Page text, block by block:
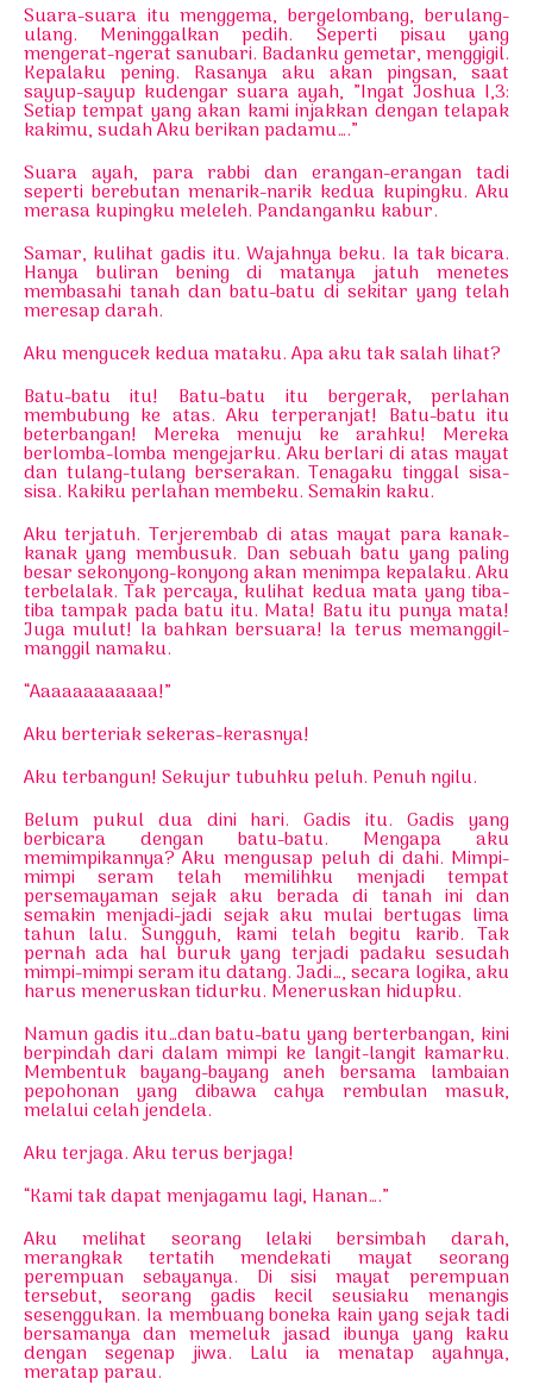
Suara-suara itu menggema, bergelombang, berulang-
ulang. Meninggalkan pedih. Seperti pisau yang
mengerat-ngerat sanubari. Badanku gemetar, menggigil.
Kepalaku pening. Rasanya aku akan pingsan, saat
sayup-sayup kudengar suara ayah, ”Ingat Joshua I,3:
Setiap tempat yang akan kami injakkan dengan telapak
kakimu, sudah Aku berikan padamu….”
Suara ayah, para rabbi dan erangan-erangan tadi
seperti berebutan menarik-narik kedua kupingku. Aku
merasa kupingku meleleh. Pandanganku kabur.
Samar, kulihat gadis itu. Wajahnya beku. Ia tak bicara.
Hanya buliran bening di matanya jatuh menetes
membasahi tanah dan batu-batu di sekitar yang telah
meresap darah.
Aku mengucek kedua mataku. Apa aku tak salah lihat?
Batu-batu itu! Batu-batu itu bergerak, perlahan
membubung ke atas. Aku terperanjat! Batu-batu itu
beterbangan! Mereka menuju ke arahku! Mereka
berlomba-lomba mengejarku. Aku berlari di atas mayat
dan tulang-tulang berserakan. Tenagaku tinggal sisa-
sisa. Kakiku perlahan membeku. Semakin kaku.
Aku terjatuh. Terjerembab di atas mayat para kanak-
kanak yang membusuk. Dan sebuah batu yang paling
besar sekonyong-konyong akan menimpa kepalaku. Aku
terbelalak. Tak percaya, kulihat kedua mata yang tiba-
tiba tampak pada batu itu. Mata! Batu itu punya mata!
Juga mulut! Ia bahkan bersuara! Ia terus memanggil-
manggil namaku.
“Aaaaaaaaaaaa!”
Aku berteriak sekeras-kerasnya!
Aku terbangun! Sekujur tubuhku peluh. Penuh ngilu.
Belum pukul dua dini hari. Gadis itu. Gadis yang
berbicara dengan batu-batu. Mengapa aku
memimpikannya? Aku mengusap peluh di dahi. Mimpi-
mimpi seram telah memilihku menjadi tempat
persemayaman sejak aku berada di tanah ini dan
semakin menjadi-jadi sejak aku mulai bertugas lima
tahun lalu. Sungguh, kami telah begitu karib. Tak
pernah ada hal buruk yang terjadi padaku sesudah
mimpi-mimpi seram itu datang. Jadi…, secara logika, aku
harus meneruskan tidurku. Meneruskan hidupku.
Namun gadis itu…dan batu-batu yang berterbangan, kini
berpindah dari dalam mimpi ke langit-langit kamarku.
Membentuk bayang-bayang aneh bersama lambaian
pepohonan yang dibawa cahya rembulan masuk,
melalui celah jendela.
Aku terjaga. Aku terus berjaga!
“Kami tak dapat menjagamu lagi, Hanan….”
Aku melihat seorang lelaki bersimbah darah,
merangkak tertatih mendekati mayat seorang
perempuan sebayanya. Di sisi mayat perempuan
tersebut, seorang gadis kecil seusiaku menangis
sesenggukan. Ia membuang boneka kain yang sejak tadi
bersamanya dan memeluk jasad ibunya yang kaku
dengan segenap jiwa. Lalu ia menatap ayahnya,
meratap parau.